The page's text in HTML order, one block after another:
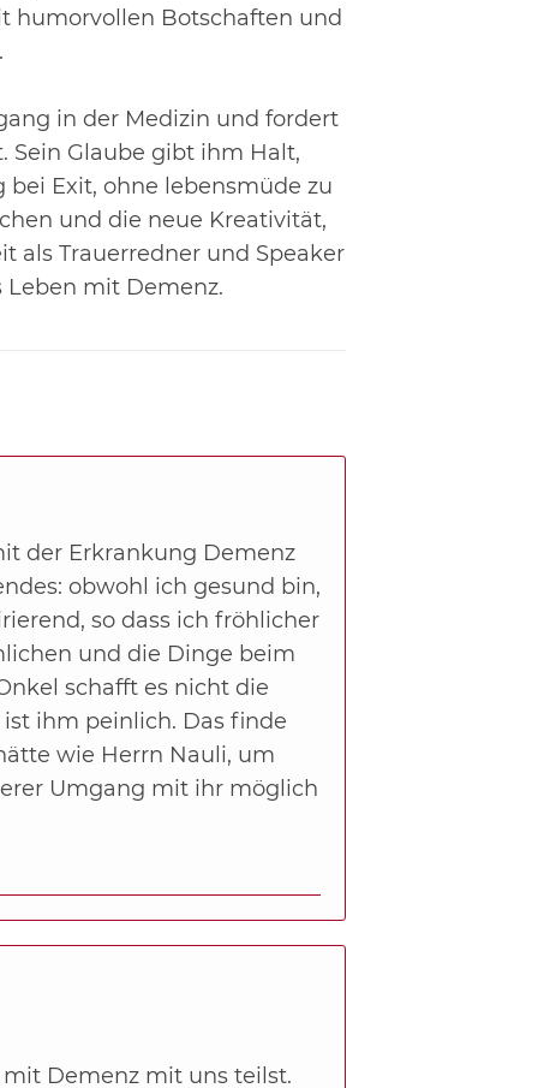
humorvollen Botschaften und
in der Medizin und fordert
Sein Glaube gibt ihm Halt,
bei Exit, ohne lebensmüde zu
und die neue Kreativität,
als Trauerredner und Speaker
Leben mit Demenz.
der Erkrankung Demenz
obwohl ich gesund bin,
so dass ich fröhlicher
und die Dinge beim
schafft es nicht die
ihm peinlich. Das finde
wie Herrn Nauli, um
Umgang mit ihr möglich
Demenz mit uns teilst.